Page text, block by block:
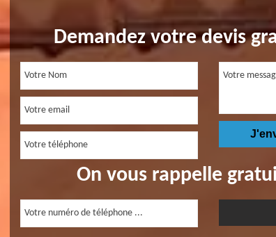
Demandez votre devis
On vous rappelle